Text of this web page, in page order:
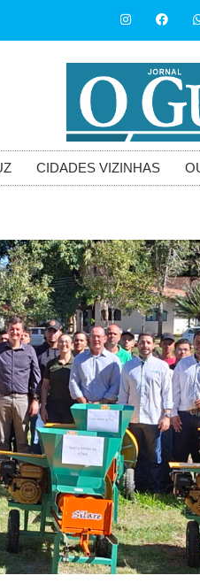
CIDADES VIZINHAS